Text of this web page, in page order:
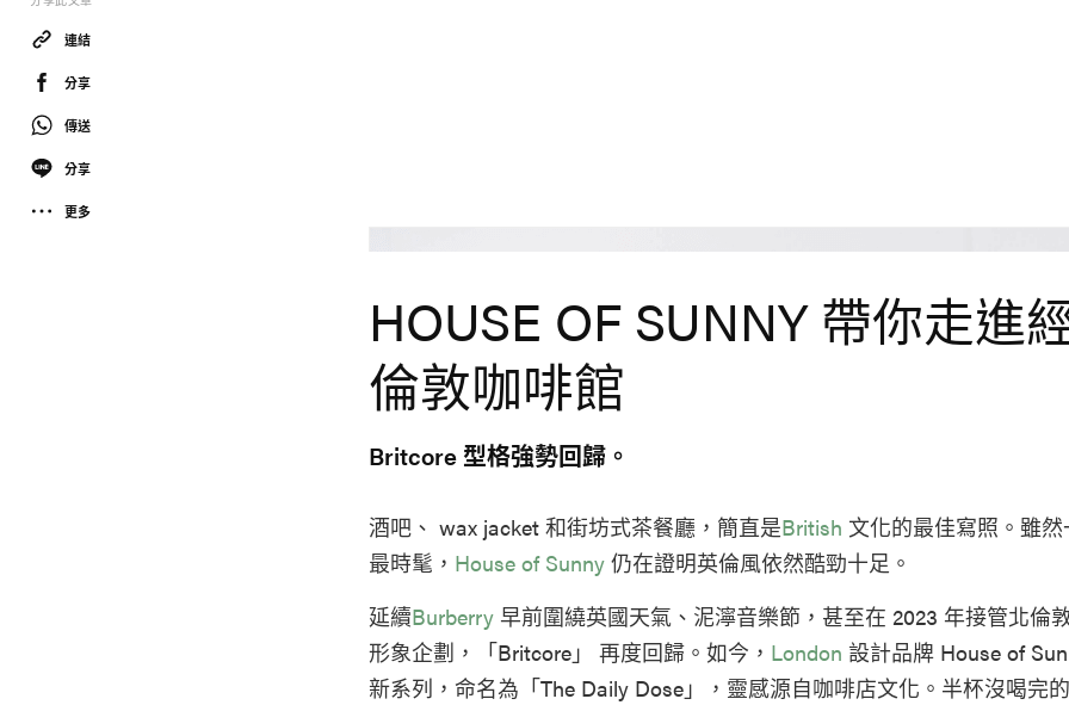
連結
分享
傳送
分享
更多
HOUSE OF SUNNY 帶你走進
倫敦咖啡館
Britcore 型格強勢回歸。
酒吧、 wax jacket 和街坊式茶餐廳，簡直是British 文化的最佳寫照。雖
最時髦， House of Sunny 仍在證明英倫風依然酷勁十足。
延續Burberry 早前圍繞英國天氣、泥濘音樂節，甚至在 2023 年接管北倫
形象企劃，「Britcore」 再度回歸。如今， London 設計品牌 House of
新系列，命名為「The Daily Dose」，靈感源自咖啡店文化。半杯沒喝完